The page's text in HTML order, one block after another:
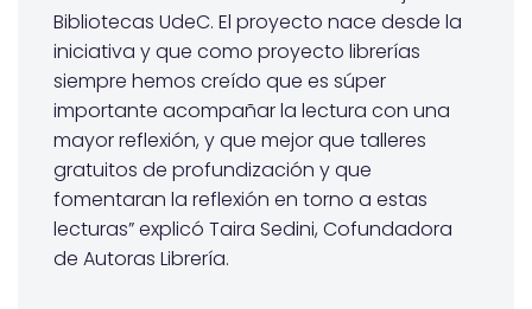
Bibliotecas UdeC. El proyecto nace desde la
iniciativa y que como proyecto librerías
siempre hemos creído que es súper
importante acompañar la lectura con una
mayor reflexión, y que mejor que talleres
gratuitos de profundización y que
fomentaran la reflexión en torno a estas
lecturas” explicó Taira Sedini, Cofundadora
de Autoras Librería.